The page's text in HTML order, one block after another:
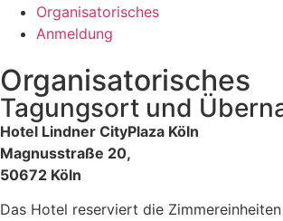
Organisatorisches
Anmeldung
Organisatorisches
Tagungsort und
Hotel Lindner CityPlaza Köln
Magnusstraße 20,
50672 Köln
Das Hotel reserviert die